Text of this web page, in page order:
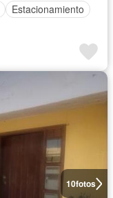
Estacionamiento
10fotos